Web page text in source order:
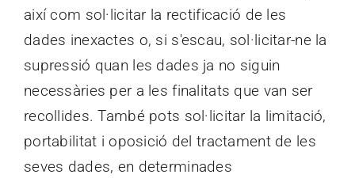
així com sol·licitar la rectificació de les
dades inexactes o, si s'escau, sol·licitar-ne la
supressió quan les dades ja no siguin
necessàries per a les finalitats que van ser
recollides. També pots sol·licitar la limitació,
portabilitat i oposició del tractament de les
seves dades, en determinades